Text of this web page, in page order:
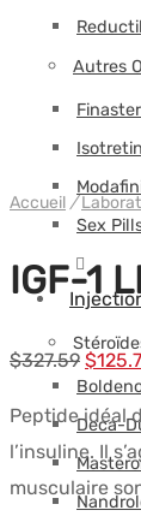
Autres
Sex
Deca-
Accueil /
IGF-1
$327.59 Le
prix
initial
était :
$
Peptide idéal
l’insuline. Il
musculaire